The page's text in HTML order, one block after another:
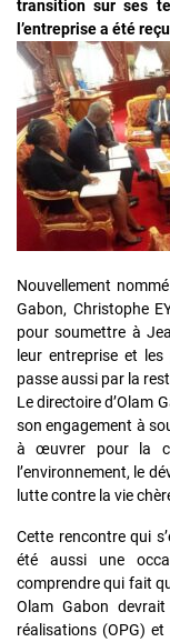
transition sur ses
l’entreprise a été
Nouvellement
Gabon, Christophe
pour soumettre à
leur entreprise et les
passe aussi par la
Le directoire d’Olam
son engagement à
à œuvrer pour la
l’environnement, le
lutte contre la vie
Cette rencontre qui
été aussi une
comprendre qui fait
Olam Gabon
réalisations (OPG)